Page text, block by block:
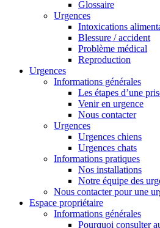
Glossaire
Urgences
Intoxications
Blessure / accident
Problème médical
Reproduction
Urgences
Informations générales
Les étapes d’une
Venir en urgence
Nous contacter
Urgences
Urgences chiens
Urgences chats
Informations pratiques
Nos installations
Notre équipe des
Nous contacter pour une
Espace propriétaire
Informations générales
Pourquoi consulter